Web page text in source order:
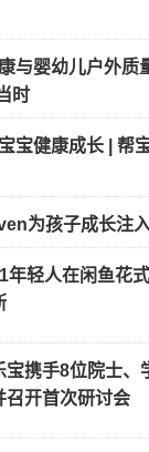
与婴幼儿户外质
时
宝健康成长 | 帮
为孩子成长注
年轻人在闲鱼花
宝携手8位院士、
召开首次研讨会